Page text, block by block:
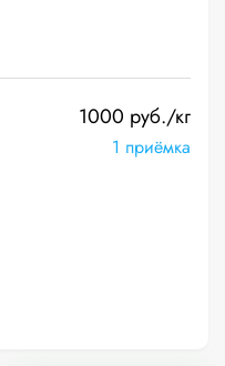
1000 руб./кг
1 приёмка